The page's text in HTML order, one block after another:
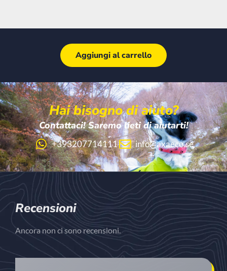
Aggiungi al carrello
Hai bisogno di aiuto?
Contattaci! Saremo lieti di aiutarti!
+393207714111 info@axaeco.se
Recensioni
Ancora non ci sono recensioni.